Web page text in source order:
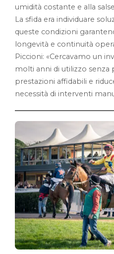
umidità costante e alla
La sfida era individuare
queste condizioni
longevità e continuità
Piccioni: «Cercavamo un
molti anni di utilizzo
prestazioni affidabili e
necessità di interventi